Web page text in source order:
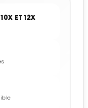
ET 12X